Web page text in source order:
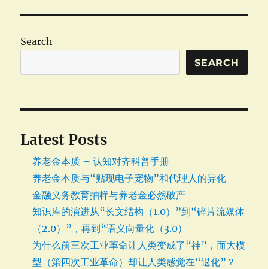
Search
SEARCH
Latest Posts
养老金本质 – 认知对齐科普手册
养老金本质与“贴现电子宠物”和代理人的异化
金融义务教育抽样与养老金必然破产
知识库的演进从“长文结构（1.0）”到“碎片流媒体
（2.0）”，再到“语义向量化（3.0）
为什么前三次工业革命让人类变成了“神”，而大模
型（第四次工业革命）却让人类感觉在“退化”？